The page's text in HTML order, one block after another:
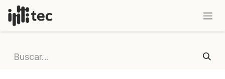
IR AL CONTENIDO